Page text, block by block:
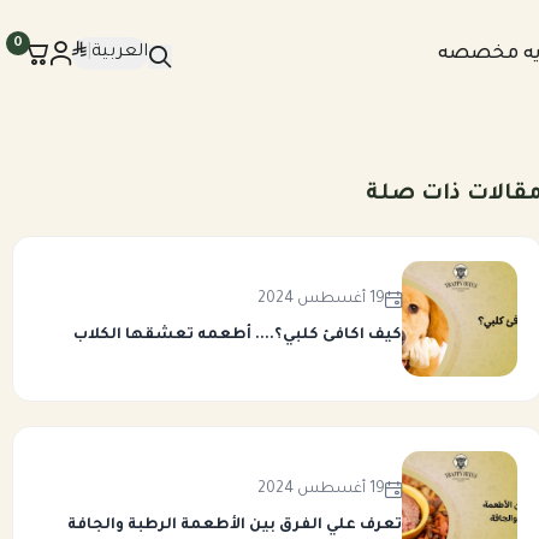
مخصصه العربية 0
ذات صلة
19 أغسطس 2024
كيف اكافئ كلبي؟.... أطعمه تعشقها الكلاب
19 أغسطس 2024
تعرف علي الفرق بين الأطعمة الرطبة والجافة